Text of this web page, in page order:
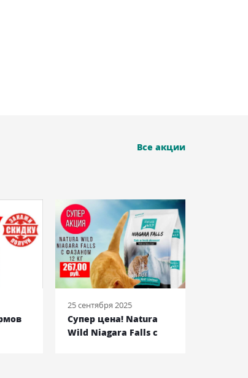
Все акции
25 сентября 2025
Супер цена! Natura
Wild Niagara Falls c